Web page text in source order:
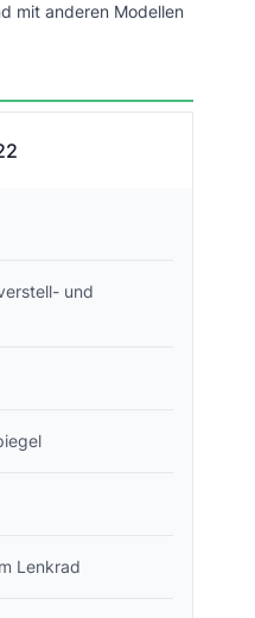
mit anderen Modellen
und
Lenkrad